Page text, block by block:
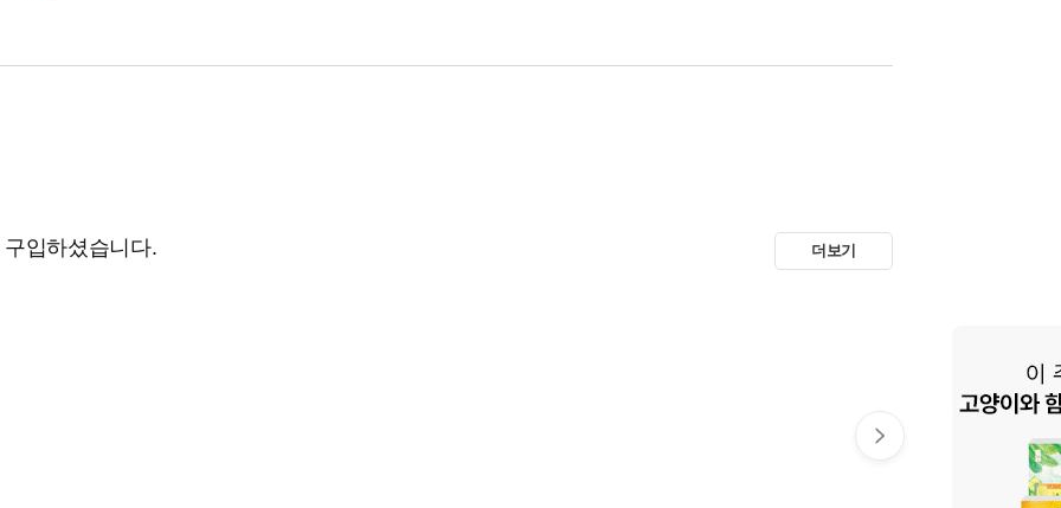
입하셨습니다. 더보기